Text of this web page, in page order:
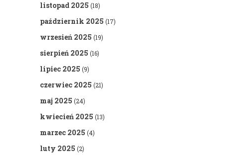
listopad 2025 (18)
październik 2025 (17)
wrzesień 2025 (19)
sierpień 2025 (16)
lipiec 2025 (9)
czerwiec 2025 (21)
maj 2025 (24)
kwiecień 2025 (13)
marzec 2025 (4)
luty 2025 (2)